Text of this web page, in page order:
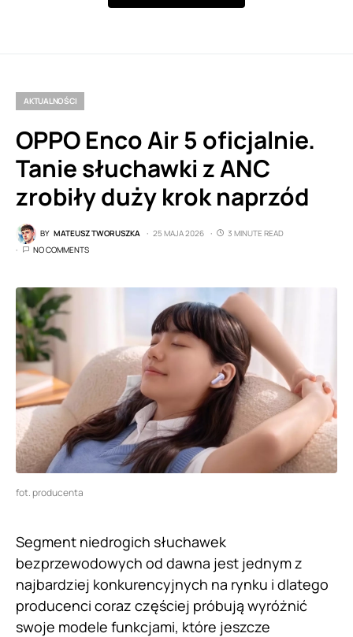
AKTUALNOŚCI
OPPO Enco Air 5 oficjalnie.
Tanie słuchawki z ANC
zrobiły duży krok naprzód
BY MATEUSZ TWORUSZKA 25 MAJA 2026
3 MINUTE READ
NO COMMENTS
fot. producenta
Segment niedrogich słuchawek
bezprzewodowych od dawna jest jednym z
najbardziej konkurencyjnych na rynku i dlatego
producenci coraz częściej próbują wyróżnić
swoje modele funkcjami, które jeszcze